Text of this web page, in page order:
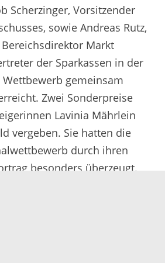
Scherzinger, Vorsitzender
sowie Andreas Rutz,
Markt
der Sparkassen in der
gemeinsam
Zwei Sonderpreise
Lavinia Mährlein
vergeben. Sie hatten die
durch ihren
besonders überzeugt.